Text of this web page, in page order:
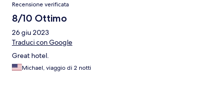
Recensione verificata
8/10 Ottimo
26 giu 2023
Traduci con Google
Great hotel.
Michael, viaggio di 2 notti